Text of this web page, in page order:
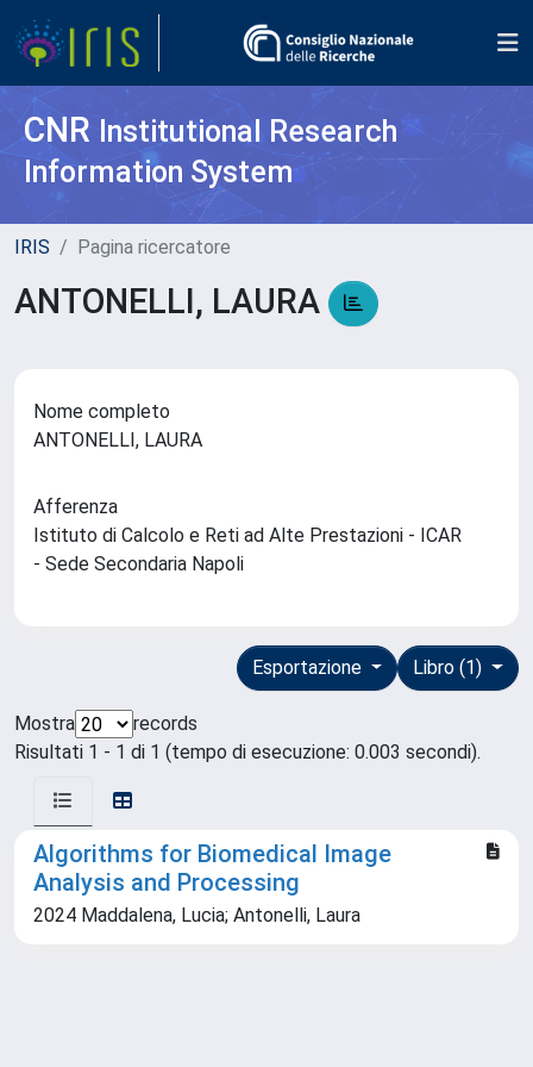
CNR Institutional Research
Information System
IRIS Pagina ricercatore
ANTONELLI, LAURA
Nome completo
ANTONELLI, LAURA
Afferenza
Istituto di Calcolo e Reti ad Alte Prestazioni - ICAR
- Sede Secondaria Napoli
Libro (1)
Esportazione
Mostra
records
Risultati 1 - 1 di 1 (tempo di esecuzione: 0.003 secondi).
Algorithms for Biomedical Image
Analysis and Processing
2024 Maddalena, Lucia; Antonelli, Laura